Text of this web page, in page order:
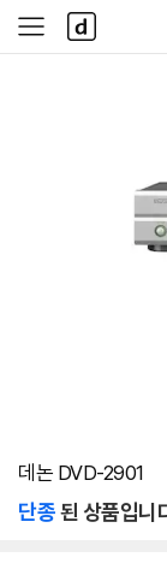
사
이
다
나
와
데논 DVD-2901
단종된 상품입니